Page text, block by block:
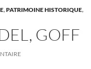
,PATRIMOINE HISTORIQUE,
GOFF